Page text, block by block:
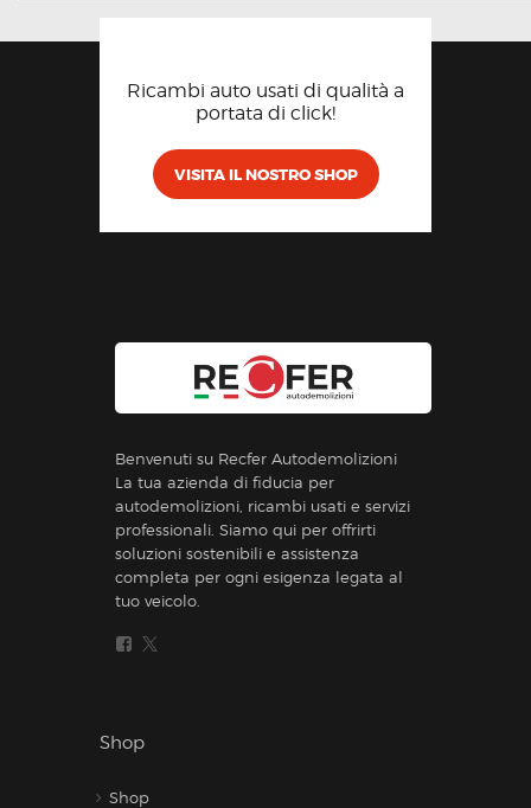
Ricambi auto usati di qualità a
portata di click!
VISITA IL NOSTRO SHOP
Benvenuti su Recfer Autodemolizioni
La tua azienda di fiducia per
autodemolizioni, ricambi usati e servizi
professionali. Siamo qui per offrirti
soluzioni sostenibili e assistenza
completa per ogni esigenza legata al
tuo veicolo.
Shop
Shop